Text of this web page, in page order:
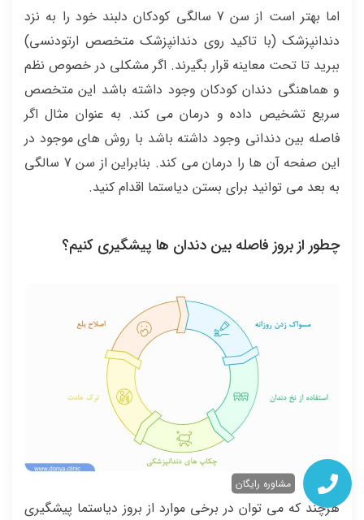
اما بهتر است از سن 7 سالگی کودکان دلبند خود را به نزد
دندانپزشک (با تاکید روی دندانپزشک متخصص ارتودنسی)
ببرید تا تحت معاینه قرار بگیرند. اگر مشکلی در خصوص نظم
و هماهنگی دندان کودکان وجود داشته باشد این متخصص
سریع تشخیص داده و درمان می کند. به عنوان مثال اگر
فاصله بین دندانی وجود داشته باشد با روش های موجود در
این صفحه آن ها را درمان می کند. بنابراین از سن 7 سالگی
به بعد می توانید برای بستن دیاستما اقدام کنید.
چطور از بروز فاصله بین دندان ها پیشگیری کنیم؟
هرچند که می توان در برخی موارد از بروز دیاستما پیشگیری
مشاوره رایگان